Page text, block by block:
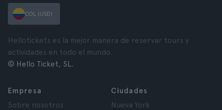
COL (USD)
Hellotickets es la mejor manera de reservar tours y
actividades en todo el mundo.
© Hello Ticket, SL.
Empresa
Sobre nosotros
Ciudades
Nueva York